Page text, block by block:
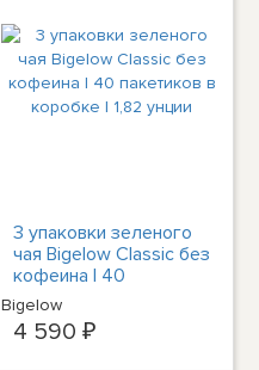
3 упаковки зеленого
чая Bigelow Classic без
кофеина | 40
пакетиков в коробке |
1,82 унции
Bigelow
4 590 ₽